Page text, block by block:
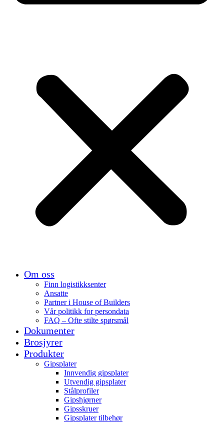
Om oss
Finn logistikksenter
Ansatte
Partner i House of Builders
Vår politikk for persondata
FAQ – Ofte stilte spørsmål
Dokumenter
Brosjyrer
Produkter
Gipsplater
Innvendig gipsplater
Utvendig gipsplater
Stålprofiler
Gipshjørner
Gipsskruer
Gipsplater tilbehør